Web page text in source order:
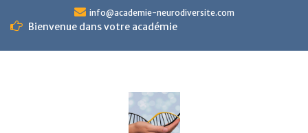
content
info@academie-neurodiversite.com
Bienvenue dans votre académie